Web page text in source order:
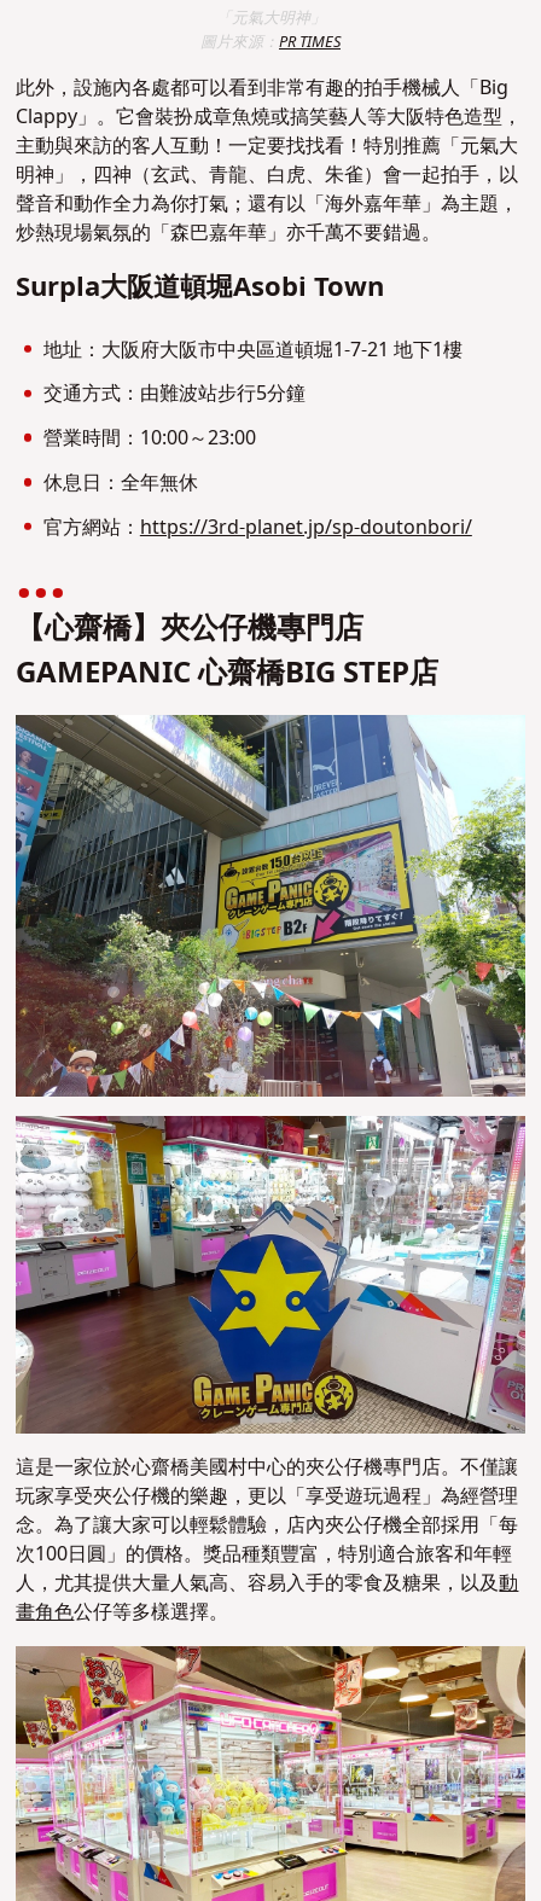
「元氣大明神」
圖片來源： PR TIMES
此外，設施內各處都可以看到非常有趣的拍手機械人「Big
Clappy」。它會裝扮成章魚燒或搞笑藝人等大阪特色造型，
主動與來訪的客人互動！一定要找找看！特別推薦「元氣大
明神」，四神（玄武、青龍、白虎、朱雀）會一起拍手，以
聲音和動作全力為你打氣；還有以「海外嘉年華」為主題，
炒熱現場氣氛的「森巴嘉年華」亦千萬不要錯過。
Surpla大阪道頓堀Asobi Town
地址：大阪府大阪市中央區道頓堀1-7-21 地下1樓
交通方式：由難波站步行5分鐘
營業時間：10:00～23:00
休息日：全年無休
官方網站： https://3rd-planet.jp/sp-doutonbori/
【心齋橋】夾公仔機專門店
GAMEPANIC 心齋橋BIG STEP店
這是一家位於心齋橋美國村中心的夾公仔機專門店。不僅讓
玩家享受夾公仔機的樂趣，更以「享受遊玩過程」為經營理
念。為了讓大家可以輕鬆體驗，店內夾公仔機全部採用「每
次100日圓」的價格。獎品種類豐富，特別適合旅客和年輕
人，尤其提供大量人氣高、容易入手的零食及糖果，以及動
畫角色公仔等多樣選擇。